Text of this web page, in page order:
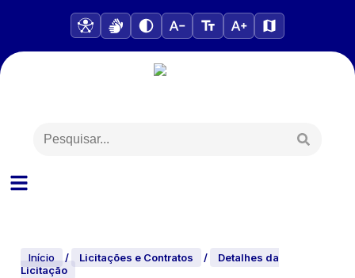
Início / Licitações e Contratos /
Detalhes da
Licitação